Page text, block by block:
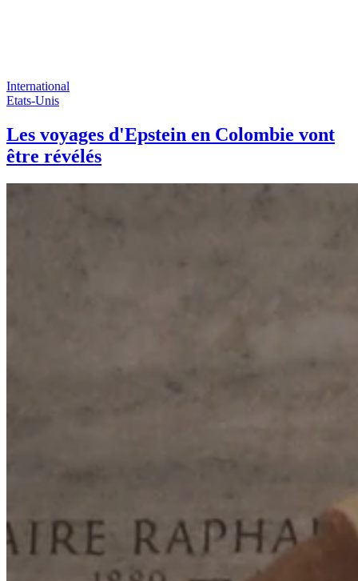
International
Etats-Unis
Les voyages d'Epstein en Colombie vont
être révélés